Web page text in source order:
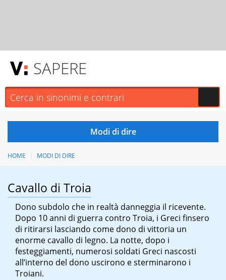
SAPERE
HOME MODI DI DIRE
Cavallo di Troia
Dono subdolo che in realtà danneggia il ricevente.
Dopo 10 anni di guerra contro Troia, i Greci finsero
di ritirarsi lasciando come dono di vittoria un
enorme cavallo di legno. La notte, dopo i
festeggiamenti, numerosi soldati Greci nascosti
all’interno del dono uscirono e sterminarono i
Troiani.